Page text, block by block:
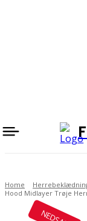
Home
Hood Midlayer Trøje